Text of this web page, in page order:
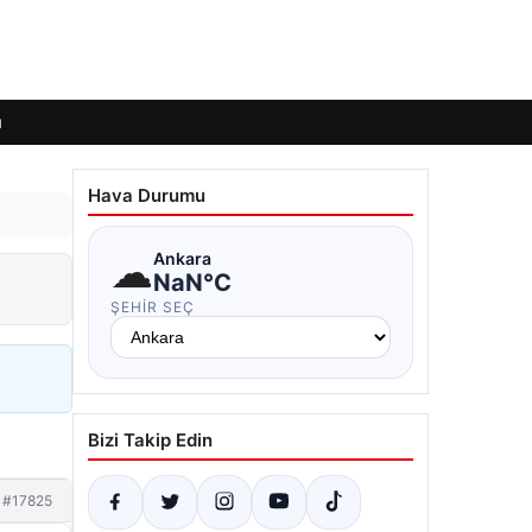
#17825
Hava Durumu
☁Ankara
NaN°C
ŞEHIR SEÇ
Bizi Takip Edin